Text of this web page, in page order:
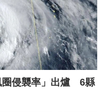
圈侵襲率」出爐 6縣